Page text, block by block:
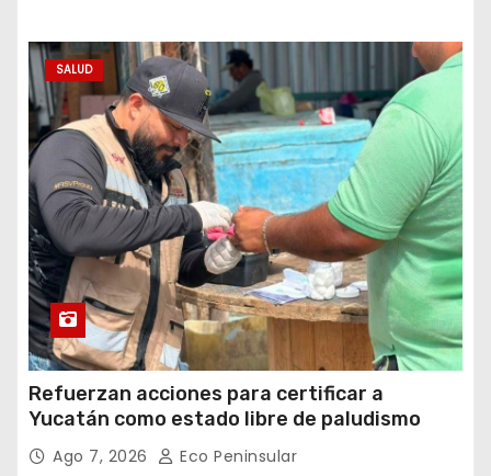
SALUD
Refuerzan acciones para certificar a
Yucatán como estado libre de paludismo
Ago 7, 2026 Eco Peninsular